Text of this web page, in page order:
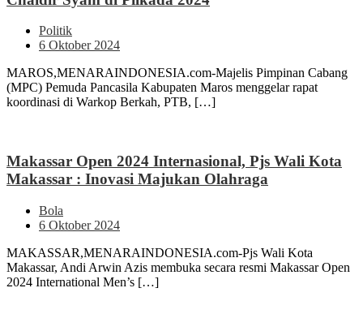
Politik
6 Oktober 2024
MAROS,MENARAINDONESIA.com-Majelis Pimpinan Cabang
(MPC) Pemuda Pancasila Kabupaten Maros menggelar rapat
koordinasi di Warkop Berkah, PTB, […]
Makassar Open 2024 Internasional, Pjs Wali Kota
Makassar : Inovasi Majukan Olahraga
Bola
6 Oktober 2024
MAKASSAR,MENARAINDONESIA.com-Pjs Wali Kota
Makassar, Andi Arwin Azis membuka secara resmi Makassar Open
2024 International Men’s […]